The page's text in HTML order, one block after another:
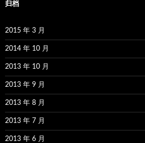
归档
2015 年 3 月
2014 年 10 月
2013 年 10 月
2013 年 9 月
2013 年 8 月
2013 年 7 月
2013 年 6 月